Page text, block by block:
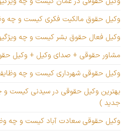
وکیل حقوق مالکیت فکری کیست و چه
وکیل فعال حقوق بشر کیست و چه
مشاور حقوقی + صدای وکیل + وکیل
وکیل حقوقی شهرداری کیست و چه
بهترین وکیل حقوقی در سیدنی کیست و
جدید )
وکیل حقوقی سعادت آباد کیست و چه